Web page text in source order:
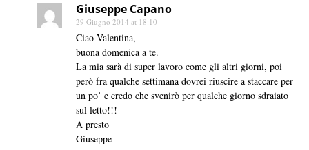
Giuseppe Capano
29 Giugno 2014 at 18:10
Ciao Valentina,
buona domenica a te.
La mia sarà di super lavoro come gli altri giorni, poi
però fra qualche settimana dovrei riuscire a staccare per
un po’ e credo che svenirò per qualche giorno sdraiato
sul letto!!!
A presto
Giuseppe